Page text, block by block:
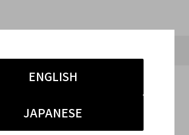
ENGLISH
JAPANESE